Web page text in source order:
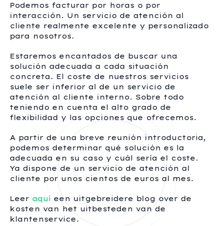
Podemos facturar por horas o por
interacción. Un servicio de atención al
cliente realmente excelente y personalizado
para nosotros.
Estaremos encantados de buscar una
solución adecuada a cada situación
concreta. El coste de nuestros servicios
suele ser inferior al de un servicio de
atención al cliente interno. Sobre todo
teniendo en cuenta el alto grado de
flexibilidad y las opciones que ofrecemos.
A partir de una breve reunión introductoria,
podemos determinar qué solución es la
adecuada en su caso y cuál sería el coste.
Ya dispone de un servicio de atención al
cliente por unos cientos de euros al mes.
Leer aquí een uitgebreidere blog over de
kosten van het uitbesteden van de
klantenservice.